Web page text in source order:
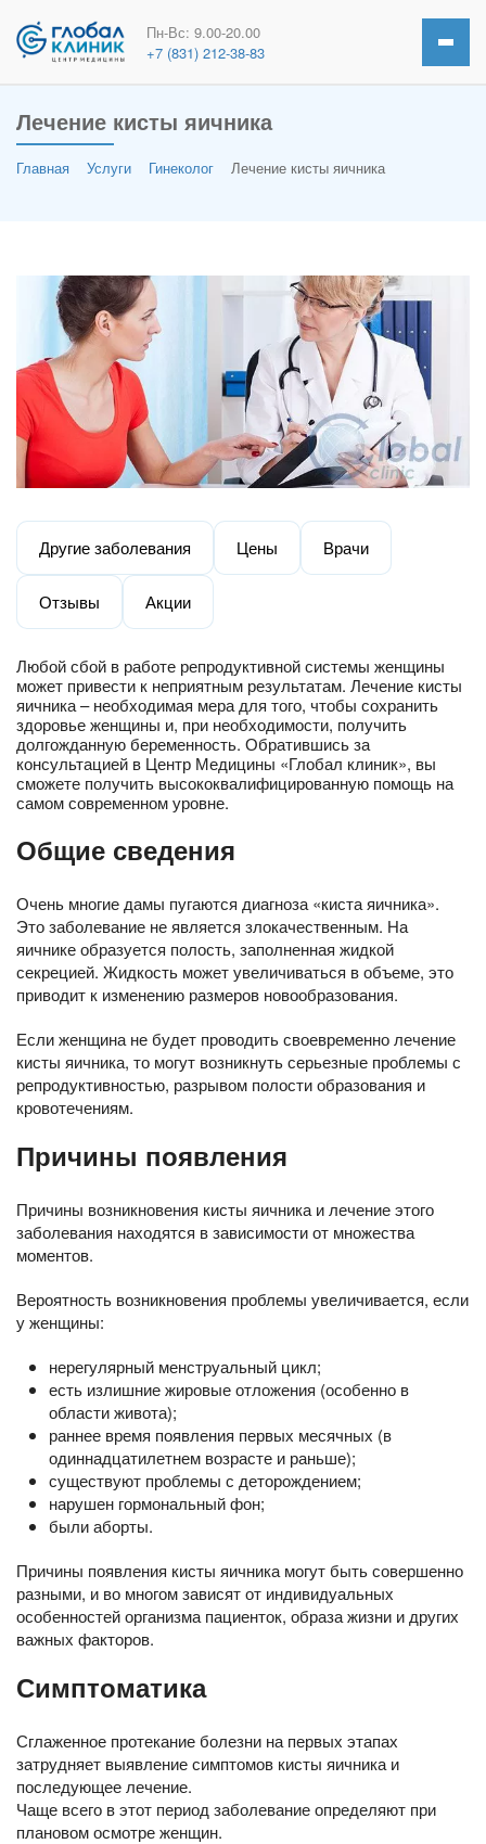
Пн-Вс: 9.00-20.00
+7 (831) 212-38-83
Лечение кисты яичника
Главная Услуги Гинеколог Лечение кисты яичника
Другие заболевания Цены Врачи
Отзывы Акции
Любой сбой в работе репродуктивной системы женщины
может привести к неприятным результатам. Лечение кисты
яичника – необходимая мера для того, чтобы сохранить
здоровье женщины и, при необходимости, получить
долгожданную беременность. Обратившись за
консультацией в Центр Медицины «Глобал клиник», вы
сможете получить высококвалифицированную помощь на
самом современном уровне.
Общие сведения
Очень многие дамы пугаются диагноза «киста яичника».
Это заболевание не является злокачественным. На
яичнике образуется полость, заполненная жидкой
секрецией. Жидкость может увеличиваться в объеме, это
приводит к изменению размеров новообразования.
Если женщина не будет проводить своевременно лечение
кисты яичника, то могут возникнуть серьезные проблемы с
репродуктивностью, разрывом полости образования и
кровотечениям.
Причины появления
Причины возникновения кисты яичника и лечение этого
заболевания находятся в зависимости от множества
моментов.
Вероятность возникновения проблемы увеличивается, если
у женщины:
нерегулярный менструальный цикл;
есть излишние жировые отложения (особенно в
области живота);
раннее время появления первых месячных (в
одиннадцатилетнем возрасте и раньше);
существуют проблемы с деторождением;
нарушен гормональный фон;
были аборты.
Причины появления кисты яичника могут быть совершенно
разными, и во многом зависят от индивидуальных
особенностей организма пациенток, образа жизни и других
важных факторов.
Симптоматика
Сглаженное протекание болезни на первых этапах
затрудняет выявление симптомов кисты яичника и
последующее лечение.
Чаще всего в этот период заболевание определяют при
плановом осмотре женщин.